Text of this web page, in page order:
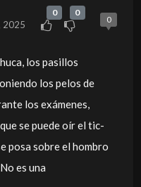
2025
0 0
0
los pasillos
los pelos de
los exámenes,
se puede oír el tic-
posa sobre el hombro
es una